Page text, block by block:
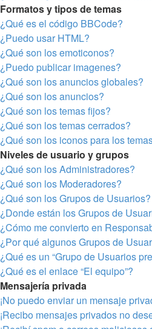
Formatos y tipos de temas
¿Qué es el código BBCode?
¿Puedo usar HTML?
¿Qué son los emoticonos?
¿Puedo publicar imagenes?
¿Qué son los anuncios globales?
¿Qué son los anuncios?
¿Qué son los temas fijos?
¿Qué son los temas cerrados?
¿Qué son los iconos para los
Niveles de usuario y grupos
¿Qué son los Administradores?
¿Qué son los Moderadores?
¿Qué son los Grupos de Usuarios?
¿Donde están los Grupos de
¿Cómo me convierto en
¿Por qué algunos Grupos de
¿Qué es un “Grupo de Usuarios
¿Qué es el enlace “El equipo”?
Mensajería privada
¡No puedo enviar un mensaje
¡Recibo mensajes privados no